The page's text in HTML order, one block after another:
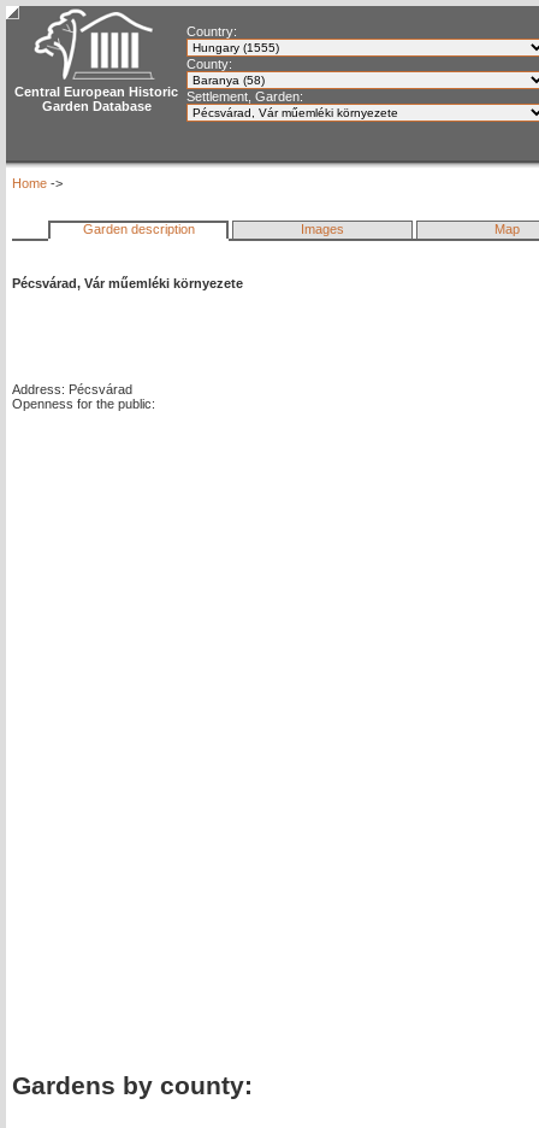
Central European Historic
Garden Database
Country:
County:
Settlement, Garden:
Home ->
Garden description Images Map
Pécsvárad, Vár műemléki környezete
Address: Pécsvárad
Openness for the public:
Gardens by county: